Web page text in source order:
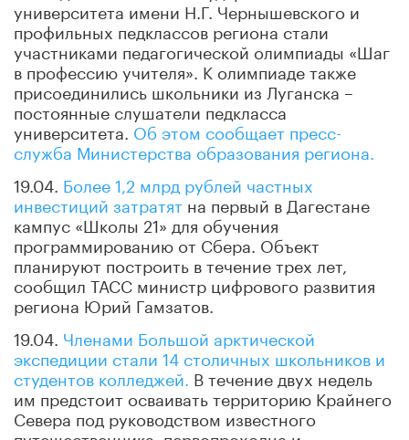
университета имени Н.Г. Чернышевского и
профильных педклассов региона стали
участниками педагогической олимпиады «Шаг
в профессию учителя». К олимпиаде также
присоединились школьники из Луганска –
постоянные слушатели педкласса
университета. Об этом сообщает пресс-
служба Министерства образования региона.
19.04. Более 1,2 млрд рублей частных
инвестиций затратятна первый в Дагестане
кампус «Школы 21» для обучения
программированию от Сбера. Объект
планируют построить в течение трех лет,
сообщил ТАСС министр цифрового развития
региона Юрий Гамзатов.
19.04. Членами Большой арктической
экспедиции стали 14 столичных школьников и
студентов колледжей. В течение двух недель
им предстоит осваивать территорию Крайнего
Севера под руководством известного